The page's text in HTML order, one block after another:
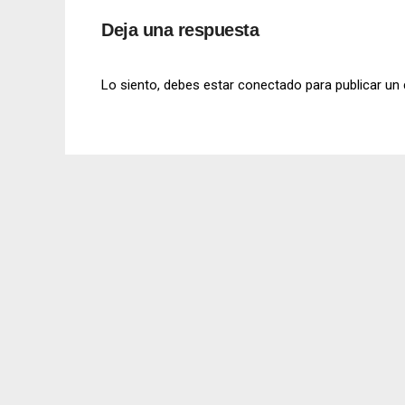
Deja una respuesta
Lo siento, debes estar conectado para publicar un